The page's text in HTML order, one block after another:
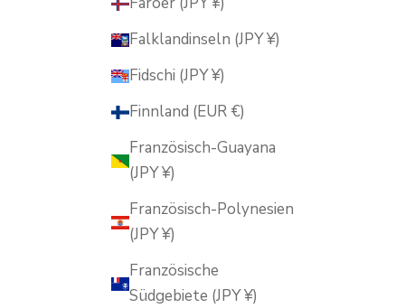
Falklandinseln (JPY ¥)
Fidschi (JPY ¥)
Finnland (EUR €)
Französisch-Guayana
(JPY ¥)
Französisch-Polynesien
(JPY ¥)
Französische
Südgebiete (JPY ¥)